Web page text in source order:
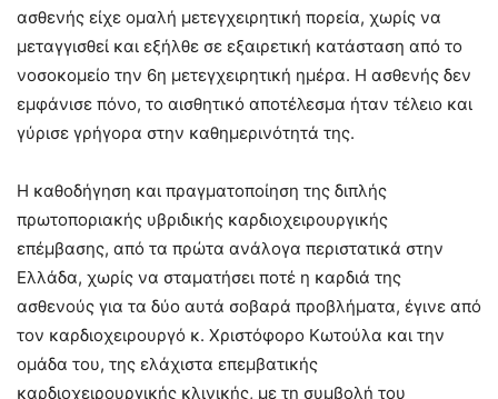
ασθενής είχε ομαλή μετεγχειρητική πορεία, χωρίς να
μεταγγισθεί και εξήλθε σε εξαιρετική κατάσταση από το
νοσοκομείο την 6η μετεγχειρητική ημέρα. Η ασθενής δεν
εμφάνισε πόνο, το αισθητικό αποτέλεσμα ήταν τέλειο και
γύρισε γρήγορα στην καθημερινότητά της.
Η καθοδήγηση και πραγματοποίηση της διπλής
πρωτοποριακής υβριδικής καρδιοχειρουργικής
επέμβασης, από τα πρώτα ανάλογα περιστατικά στην
Ελλάδα, χωρίς να σταματήσει ποτέ η καρδιά της
ασθενούς για τα δύο αυτά σοβαρά προβλήματα, έγινε από
τον καρδιοχειρουργό κ. Χριστόφορο Κωτούλα και την
ομάδα του, της ελάχιστα επεμβατικής
καρδιοχειρουργικής κλινικής, με τη συμβολή του